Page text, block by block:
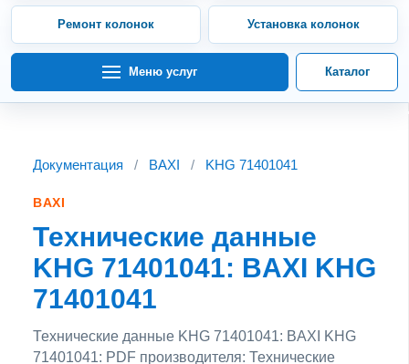
Ремонт колонок Установка колонок
Меню услуг Каталог
Документация / BAXI / KHG 71401041
BAXI
Технические данные
KHG 71401041: BAXI KHG
71401041
Технические данные KHG 71401041: BAXI KHG
71401041: PDF производителя: Технические